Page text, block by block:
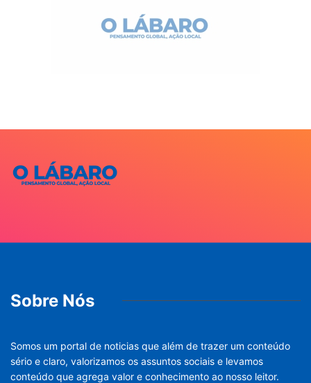
Sobre Nós
Somos um portal de noticias que além de trazer um conteúdo
sério e claro, valorizamos os assuntos sociais e levamos
conteúdo que agrega valor e conhecimento ao nosso leitor.